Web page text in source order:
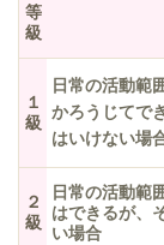
等
級
１
級
日常の活動範
かろうじてで
はいけない場
２
級
日常の活動範
はできるが、
い場合